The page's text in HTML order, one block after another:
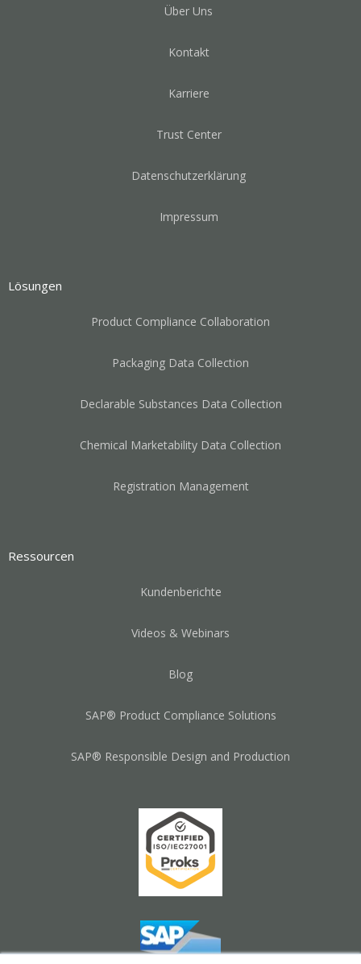
Über Uns
Kontakt
Karriere
Trust Center
Datenschutzerklärung
Impressum
Lösungen
Product Compliance Collaboration
Packaging Data Collection
Declarable Substances Data Collection
Chemical Marketability Data Collection
Registration Management
Ressourcen
Kundenberichte
Videos & Webinars
Blog
SAP® Product Compliance Solutions
SAP® Responsible Design and Production